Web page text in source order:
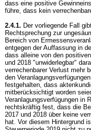
dass eine positive
führe, dass kein
2.4.1. Der vorliegende Fall
Rechtsprechung zur
Bereich von
entgegen der Auffassung in
dass alleine von den
und 2018 "unwiderlegbar"
verrechenbarer Verlust mehr
den
festgehalten, dass
mitberücksichtigt worden
Veranlagungsverfügungen in
rechtskräftig fest, dass die
2017 und 2018 über keine
hat. Vor diesem Hintergrund